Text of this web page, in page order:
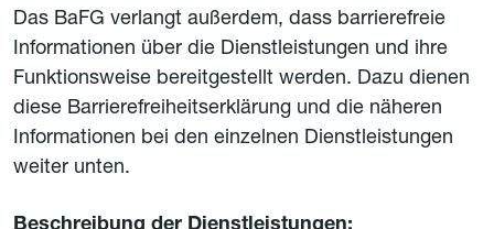
Das BaFG verlangt außerdem, dass barrierefreie
Informationen über die Dienstleistungen und ihre
Funktionsweise bereitgestellt werden. Dazu dienen
diese Barrierefreiheitserklärung und die näheren
Informationen bei den einzelnen Dienstleistungen
weiter unten.